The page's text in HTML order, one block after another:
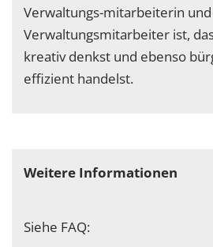
Verwaltungs-mitarbeiterin und
Verwaltungsmitarbeiter ist,
kreativ denkst und ebenso
effizient handelst.
Weitere Informationen
Siehe FAQ: